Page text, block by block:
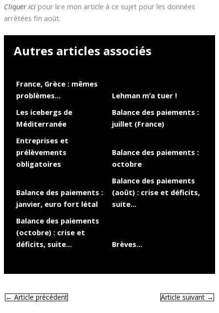
Cliquer icipour lire mon article à ce sujet pour les données
arrêtées fin août.
Autres articles associés
France, Grèce : mêmes
problèmes…
Lehman m’a tuer !
Les icebergs de
Méditerranée
Balance des paiements :
juillet (France)
Entreprises et
prélèvements
obligatoires
Balance des paiements :
octobre
Balance des paiements :
janvier, euro fort létal
Balance des paiements
(août) : crise et déficits,
suite…
Balance des paiements
(octobre) : crise et
déficits, suite…
Brèves…
←Article précédent Article suivant→